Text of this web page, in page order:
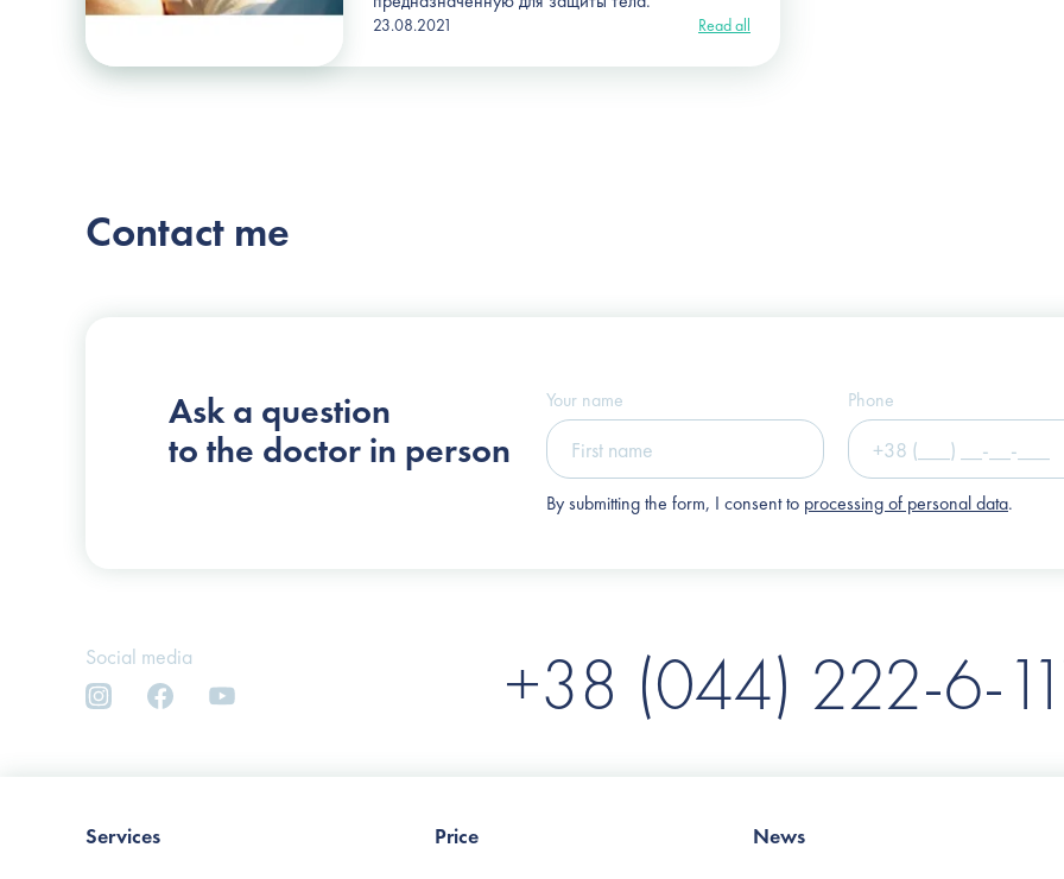
23.08.2021 Read all
Contact me
Ask a question
to the doctor in person
Your name Phone
By submitting the form, I consent to processing of personal data.
Social media +38 (044) 222-6-
Services Price News